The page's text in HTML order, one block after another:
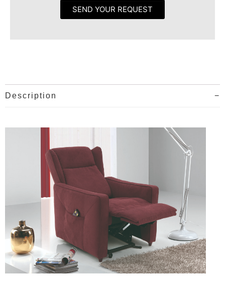
SEND YOUR REQUEST
Description